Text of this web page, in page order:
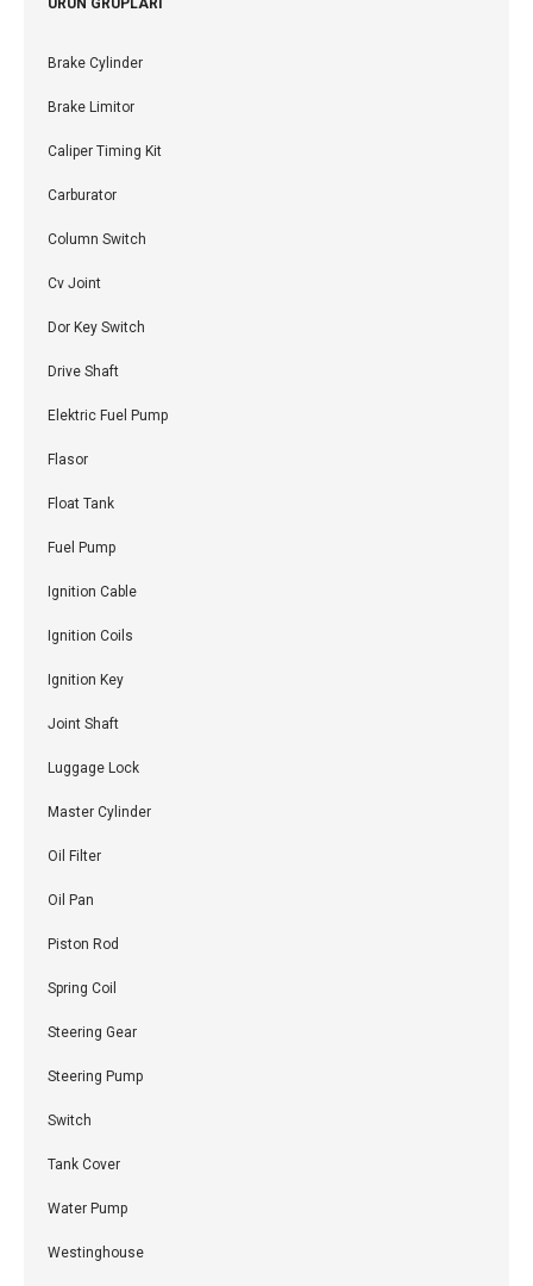
ÜRÜN GRUPLARI
Brake Cylinder
Brake Limitor
Caliper Timing Kit
Carburator
Column Switch
Cv Joint
Dor Key Switch
Drive Shaft
Elektric Fuel Pump
Flasor
Float Tank
Fuel Pump
Ignition Cable
Ignition Coils
Ignition Key
Joint Shaft
Luggage Lock
Master Cylinder
Oil Filter
Oil Pan
Piston Rod
Spring Coil
Steering Gear
Steering Pump
Switch
Tank Cover
Water Pump
Westinghouse